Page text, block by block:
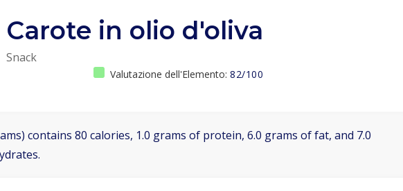
Carote in olio d'oliva
Snack
Valutazione dell'Elemento: 82/100
contains 80 calories, 1.0 grams of protein, 6.0 grams of fat, and 7.0